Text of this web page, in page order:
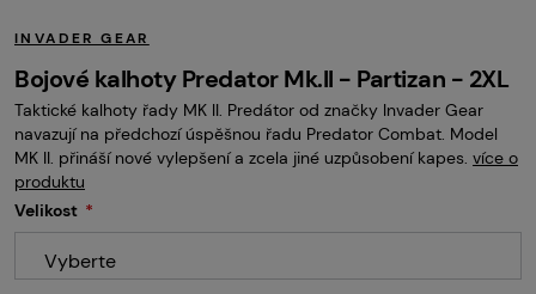
Náhradní díly / upgrade Příslušenství ke zbraním
Výstroj Oblečení / boty Pyrotechnika
II.Jakost Vstupenky na akce Dětské tábory
INVADER GEAR
Bojové kalhoty Predator Mk.II - Partizan - 2XL
Taktické kalhoty řady MK II. Predátor od značky Invader Gear
navazují na předchozí úspěšnou řadu Predator Combat. Model
MK II. přináší nové vylepšení a zcela jiné uzpůsobení kapes. více o
produktu
Velikost
Vyberte